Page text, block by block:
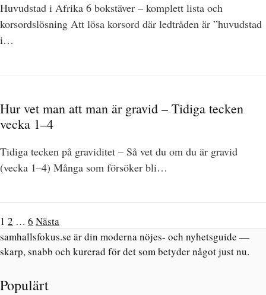
Huvudstad i Afrika 6 bokstäver – komplett lista och
korsordslösning Att lösa korsord där ledtråden är ”huvudstad
i…
Hur vet man att man är gravid – Tidiga tecken
vecka 1–4
Tidiga tecken på graviditet – Så vet du om du är gravid
(vecka 1–4) Många som försöker bli…
1 2 … 6 Nästa
samhallsfokus.se är din moderna nöjes- och nyhetsguide —
skarp, snabb och kurerad för det som betyder något just nu.
Populärt